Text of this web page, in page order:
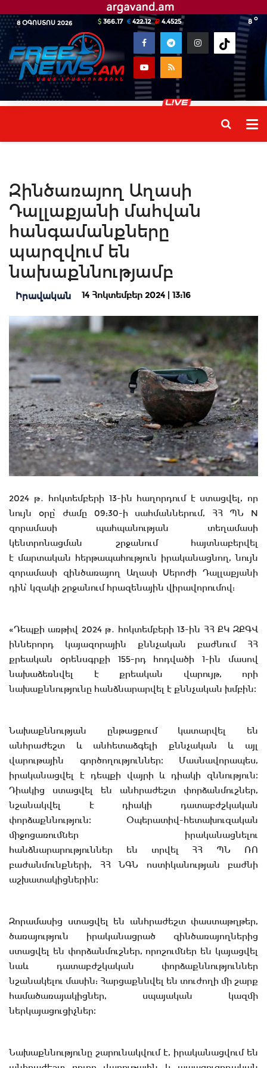
8 ՕԳՈՍՏՈՍ 2026 8 o
366.17 422.12 4.4525
Զինծառայող Աղասի
Դալլաքյանի մահվան
հանգամանքները
պարզվում են
նախաքննությամբ
Իրավական 14 Հոկտեմբեր 2024 | 13:16
2024 թ․ հոկտեմբերի 13-ին հաղորդում է ստացվել, որ
նույն օրը՝ ժամը 09:30-ի սահմաններում, ՀՀ ՊՆ N
զորամասի պահպանության տեղամասի
կենտրոնացման շրջանում հայտնաբերվել
է մարտական հերթապահություն իրականացնող, նույն
զորամասի զինծառայող Աղասի Սերոժի Դալլաքյանի
դին՝ կզակի շրջանում հրազենային վիրավորումով:
«Դեպքի առթիվ 2024 թ․ հոկտեմբերի 13-ին ՀՀ ՔԿ ԶՔԳՎ
իններորդ կայազորային քննչական բաժնում ՀՀ
քրեական օրենսգրքի 155-րդ հոդվածի 1-ին մասով
նախաձեռնվել է քրեական վարույթ, որի
նախաքննությունը հանձնարարվել է քննչական խմբին։
Նախաքննության ընթացքում կատարվել են
անհրաժեշտ և անհետաձգելի քննչական և այլ
վարութային գործողություններ։ Մասնավորապես,
իրականացվել է դեպքի վայրի և դիակի զննություն։
Դիակից ստացվել են անհրաժեշտ փորձանմուշներ,
նշանակվել է դիակի դատաբժշկական
փորձաքննություն։ Օպերատիվ-հետախուզական
միջոցառումներ իրականացնելու
հանձնարարություններ են տրվել ՀՀ ՊՆ ՌՈ
բաժանմունքների, ՀՀ ՆԳՆ ոստիկանության բաժնի
աշխատակիցներին։
Զորամասից ստացվել են անհրաժեշտ փաստաթղթեր,
ծառայություն իրականացրած զինծառայողներից
ստացվել են փորձանմուշներ, որոշումներ են կայացվել
նաև դատաբժշկական փորձաքննություններ
նշանակելու մասին: Հարցաքննվել են տուժողի մի շարք
համածառայակիցներ, սպայական կազմի
ներկայացուցիչներ։
Նախաքննությունը շարունակվում է, իրականացվում են